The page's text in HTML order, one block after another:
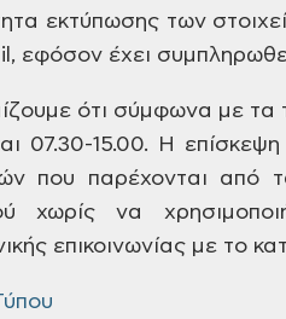
εκτύπωσης των
εφόσον έχει
ότι σύμφωνα με τα
07.30-15.00. Η
που παρέχονται από
χωρίς να
επικοινωνίας με το